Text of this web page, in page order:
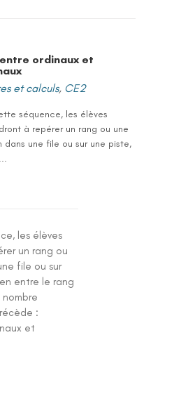
ordinaux et
et calculs, CE2
séquence, les élèves
à repérer un rang ou une
dans une file ou sur une piste,
les élèves
un rang ou
file ou sur
entre le rang
:
et